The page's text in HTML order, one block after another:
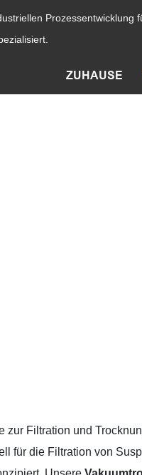
Prozessentwicklung
ZUHAUSE
zur Filtration und
für die Filtration von